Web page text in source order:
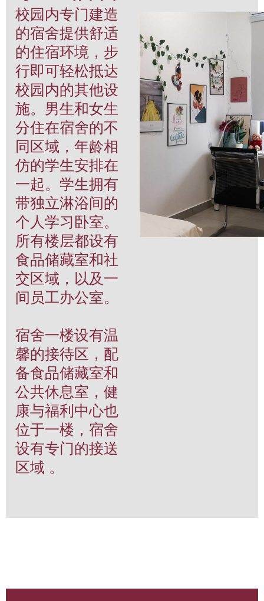
校园内专门建造
的宿舍提供舒适
的住宿环境，步
行即可轻松抵达
校园内的其他设
施。男生和女生
分住在宿舍的不
同区域，年龄相
仿的学生安排在
一起。学生拥有
带独立淋浴间的
个人学习卧室。
所有楼层都设有
食品储藏室和社
交区域，以及一
间员工办公室。
宿舍一楼设有温
馨的接待区，配
备食品储藏室和
公共休息室，健
康与福利中心也
位于一楼，宿舍
设有专门的接送
区域 。